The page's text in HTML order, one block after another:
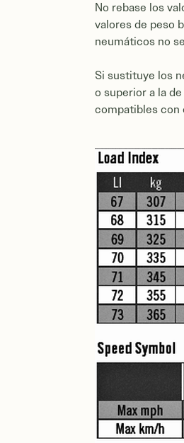
No rebase los
valores de peso
neumáticos no
Si sustituye los
o superior a la
compatibles con